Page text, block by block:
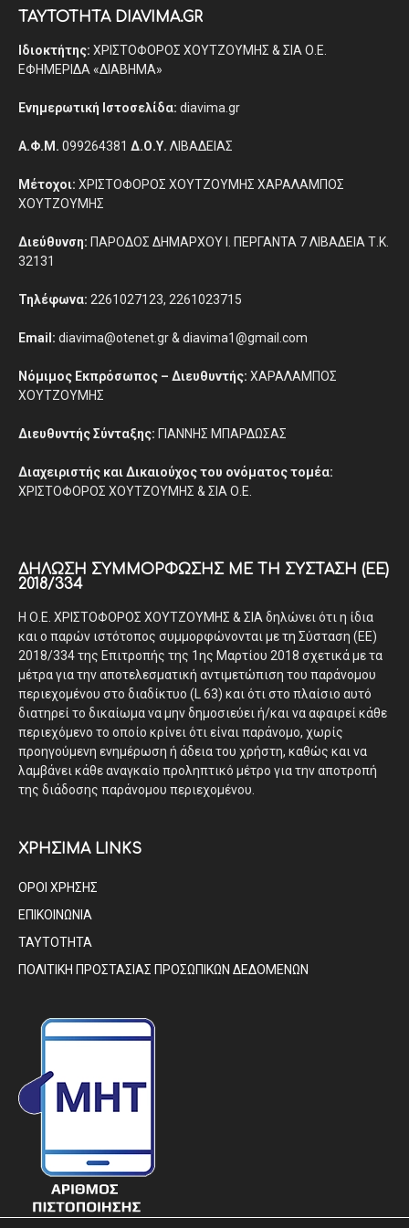
ΤΑΥΤΟΤΗΤΑ DIAVIMA.GR
Ιδιοκτήτης: ΧΡΙΣΤΟΦΟΡΟΣ ΧΟΥΤΖΟΥΜΗΣ & ΣΙΑ Ο.Ε.
ΕΦΗΜΕΡΙΔΑ «ΔΙΑΒΗΜΑ»
Ενημερωτική Ιστοσελίδα: diavima.gr
Α.Φ.Μ. 099264381 Δ.Ο.Υ. ΛΙΒΑΔΕΙΑΣ
Μέτοχοι: ΧΡΙΣΤΟΦΟΡΟΣ ΧΟΥΤΖΟΥΜΗΣ ΧΑΡΑΛΑΜΠΟΣ
ΧΟΥΤΖΟΥΜΗΣ
Διεύθυνση: ΠΑΡΟΔΟΣ ΔΗΜΑΡΧΟΥ Ι. ΠΕΡΓΑΝΤΑ 7 ΛΙΒΑΔΕΙΑ Τ.Κ.
32131
Τηλέφωνα: 2261027123, 2261023715
Email: diavima@otenet.gr & diavima1@gmail.com
Νόμιμος Εκπρόσωπος – Διευθυντής: ΧΑΡΑΛΑΜΠΟΣ
ΧΟΥΤΖΟΥΜΗΣ
Διευθυντής Σύνταξης: ΓΙΑΝΝΗΣ ΜΠΑΡΔΩΣΑΣ
Διαχειριστής και Δικαιούχος του ονόματος τομέα:
ΧΡΙΣΤΟΦΟΡΟΣ ΧΟΥΤΖΟΥΜΗΣ & ΣΙΑ Ο.Ε.
ΔΉΛΩΣΗ ΣΥΜΜΌΡΦΩΣΗΣ ΜΕ ΤΗ ΣΎΣΤΑΣΗ (ΕΕ)
2018/334
Η Ο.Ε. ΧΡΙΣΤΟΦΟΡΟΣ ΧΟΥΤΖΟΥΜΗΣ & ΣΙΑ δηλώνει ότι η ίδια
και ο παρών ιστότοπος συμμορφώνονται με τη Σύσταση (ΕΕ)
2018/334 της Επιτροπής της 1ης Μαρτίου 2018 σχετικά με τα
μέτρα για την αποτελεσματική αντιμετώπιση του παράνομου
περιεχομένου στο διαδίκτυο (L 63) και ότι στο πλαίσιο αυτό
διατηρεί το δικαίωμα να μην δημοσιεύει ή/και να αφαιρεί κάθε
περιεχόμενο το οποίο κρίνει ότι είναι παράνομο, χωρίς
προηγούμενη ενημέρωση ή άδεια του χρήστη, καθώς και να
λαμβάνει κάθε αναγκαίο προληπτικό μέτρο για την αποτροπή
της διάδοσης παράνομου περιεχομένου.
ΧΡΗΣΙΜΑ LINKS
ΟΡΟΙ ΧΡΗΣΗΣ
ΕΠΙΚΟΙΝΩΝΙΑ
ΤΑΥΤΟΤΗΤΑ
ΠΟΛΙΤΙΚΗ ΠΡΟΣΤΑΣΙΑΣ ΠΡΟΣΩΠΙΚΩΝ ΔΕΔΟΜΕΝΩΝ